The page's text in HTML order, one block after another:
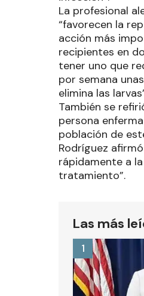
La profesional
“favorecen la
acción más
recipientes en
tener uno que
por semana
elimina las
También se
persona
población de
Rodríguez
rápidamente a
tratamiento”.
Las más
1